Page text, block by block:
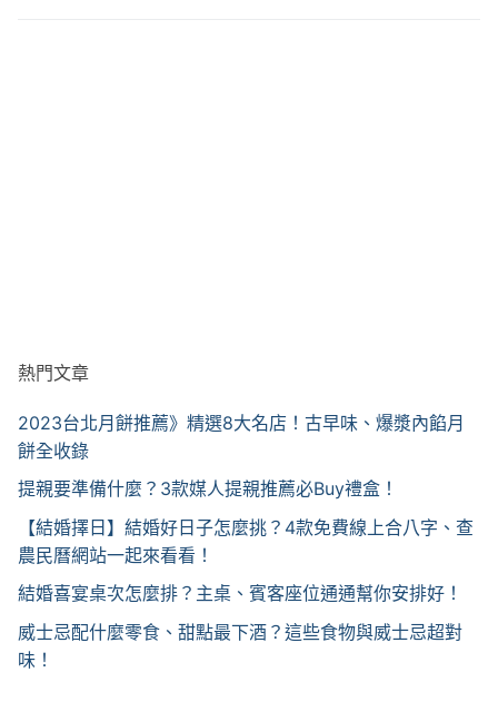
熱門文章
2023台北月餅推薦》精選8大名店！古早味、爆漿內餡月
餅全收錄
提親要準備什麼？3款媒人提親推薦必Buy禮盒！
【結婚擇日】結婚好日子怎麼挑？4款免費線上合八字、查
農民曆網站一起來看看！
結婚喜宴桌次怎麼排？主桌、賓客座位通通幫你安排好！
威士忌配什麼零食、甜點最下酒？這些食物與威士忌超對
味！